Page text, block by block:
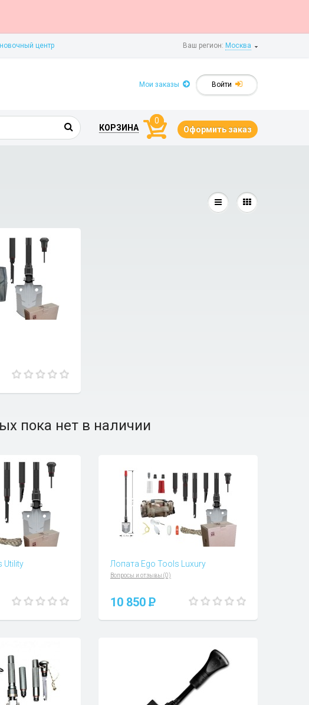
Ваш регион: Москва
центр
Войти
Мои заказы
КОРЗИНА
0
Оформить заказ
пока нет в наличии
Utility Лопата Ego Tools Luxury
Вопросы и отзывы (0)
10 850 P